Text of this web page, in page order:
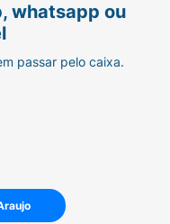
whatsapp ou
passar pelo caixa.